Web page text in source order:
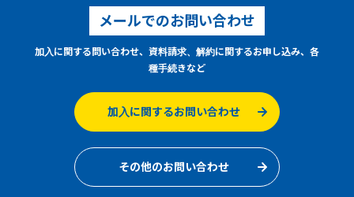
メールでのお問い合わせ
加入に関する問い合わせ、資料請求、解約に関するお申し込み、各
種手続きなど
加入に関するお問い合わせ
その他のお問い合わせ